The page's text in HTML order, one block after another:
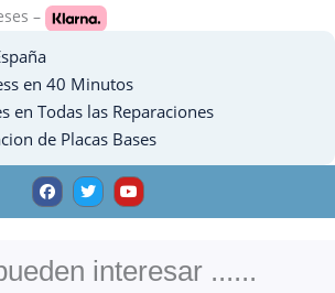
–
en 40 Minutos
en Todas las Reparaciones
de Placas Bases
F
a
c
e
o
k
T
w
i
t
Y
o
u
t
e
interesar ......